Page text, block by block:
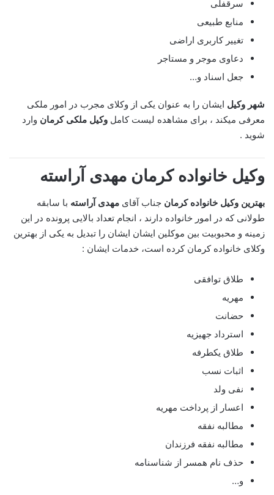
سرقفلی
منابع طبیعی
تغییر کاربری اراضی
دعاوی موجر و مستاجر
جعل اسناد و…
شهر وکیل ایشان را به عنوان یکی از وکلای مجرب در امور ملکی
معرفی میکند ، برای مشاهده لیست کامل وکیل ملکی کرمان وارد
شوید .
وکیل خانواده کرمان مهدی آراسته
بهترین وکیل خانواده کرمان جناب آقای مهدی آراسته با سابقه
طولانی که در امور خانواده دارند ، انجام تعداد بالایی پرونده در این
زمینه و محبوبیت بین موکلین ایشان ایشان را تبدیل به یکی از بهترین
وکلای خانواده کرمان کرده است، خدمات ایشان :
طلاق توافقی
مهریه
حضانت
استرداد جهیزیه
طلاق یکطرفه
اثبات نسب
نفی ولد
اعسار از پرداخت مهریه
مطالبه نفقه
مطالبه نفقه فرزندان
حذف نام همسر از شناسنامه
و…